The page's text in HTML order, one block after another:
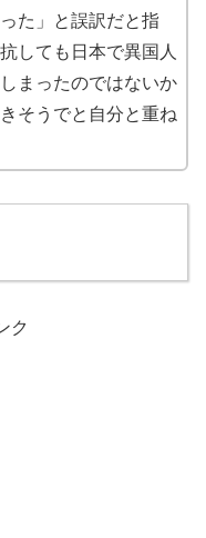
た」と誤訳だと指
しても日本で異国人
まったのではないか
そうでと自分と重ね
ク